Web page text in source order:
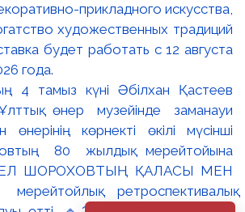
прикладного искусства,
художественных традиций
будет работать с 12 августа
года.